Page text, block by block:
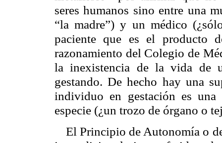
seres humanos sino entre una
“la madre”) y un médico
paciente que es el producto
razonamiento del Colegio de
la inexistencia de la vida de
gestando. De hecho hay una
individuo en gestación es
especie (¿un trozo de órgano o
El Principio de Autonomía o